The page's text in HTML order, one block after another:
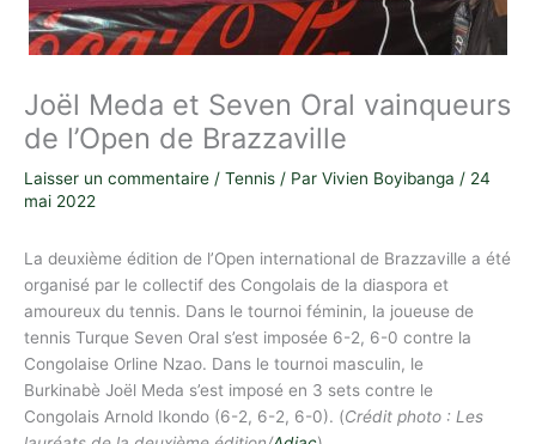
Joël Meda et Seven Oral vainqueurs
de l’Open de Brazzaville
Laisser un commentaire / Tennis / Par Vivien Boyibanga / 24
mai 2022
La deuxième édition de l’Open international de Brazzaville a été
organisé par le collectif des Congolais de la diaspora et
amoureux du tennis. Dans le tournoi féminin, la joueuse de
tennis Turque Seven Oral s’est imposée 6-2, 6-0 contre la
Congolaise Orline Nzao. Dans le tournoi masculin, le
Burkinabè Joël Meda s’est imposé en 3 sets contre le
Congolais Arnold Ikondo (6-2, 6-2, 6-0). (Crédit photo : Les